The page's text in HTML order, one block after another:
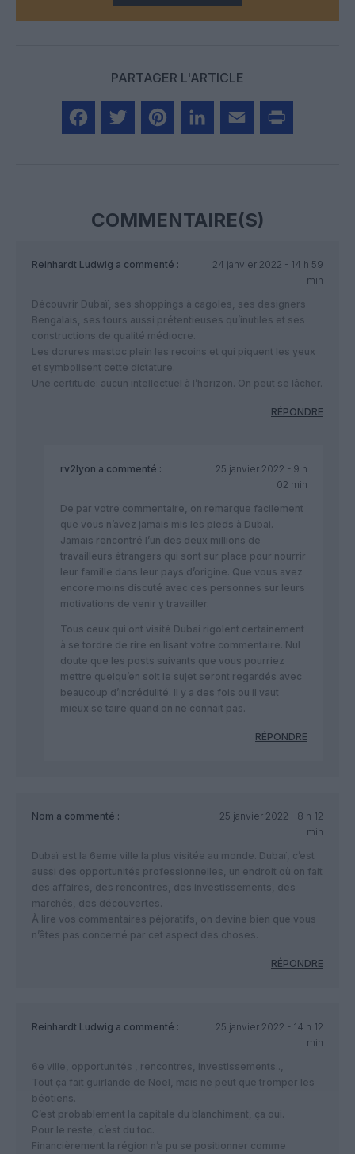
PARTAGER L'ARTICLE
COMMENTAIRE(S)
Reinhardt Ludwig a commenté :
24 janvier 2022 - 14 h 59
min
Découvrir Dubaï, ses shoppings à cagoles, ses designers
Bengalais, ses tours aussi prétentieuses qu’inutiles et ses
constructions de qualité médiocre.
Les dorures mastoc plein les recoins et qui piquent les yeux
et symbolisent cette dictature.
Une certitude: aucun intellectuel à l’horizon. On peut se lâcher.
RÉPONDRE
rv2lyon a commenté :
25 janvier 2022 - 9 h
02 min
De par votre commentaire, on remarque facilement
que vous n’avez jamais mis les pieds à Dubai.
Jamais rencontré l’un des deux millions de
travailleurs étrangers qui sont sur place pour nourrir
leur famille dans leur pays d’origine. Que vous avez
encore moins discuté avec ces personnes sur leurs
motivations de venir y travailler.
Tous ceux qui ont visité Dubai rigolent certainement
à se tordre de rire en lisant votre commentaire. Nul
doute que les posts suivants que vous pourriez
mettre quelqu’en soit le sujet seront regardés avec
beaucoup d’incrédulité. Il y a des fois ou il vaut
mieux se taire quand on ne connait pas.
RÉPONDRE
Nom a commenté :
25 janvier 2022 - 8 h 12
min
Dubaï est la 6eme ville la plus visitée au monde. Dubaï, c’est
aussi des opportunités professionnelles, un endroit où on fait
des affaires, des rencontres, des investissements, des
marchés, des découvertes.
À lire vos commentaires péjoratifs, on devine bien que vous
n’êtes pas concerné par cet aspect des choses.
RÉPONDRE
Reinhardt Ludwig a commenté :
25 janvier 2022 - 14 h 12
min
6e ville, opportunités , rencontres, investissements..,
Tout ça fait guirlande de Noël, mais ne peut que tromper les
béotiens.
C’est probablement la capitale du blanchiment, ça oui.
Pour le reste, c’est du toc.
Financièrement la région n’a pu se positionner comme